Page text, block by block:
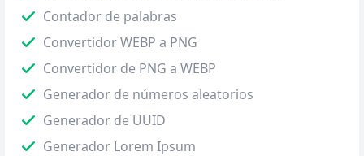
Contador de palabras
Convertidor WEBP a PNG
Convertidor de PNG a WEBP
Generador de números aleatorios
Generador de UUID
Generador Lorem Ipsum